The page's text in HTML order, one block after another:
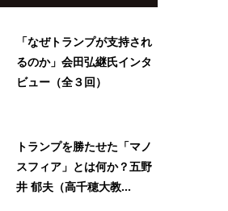
「なぜトランプが支持され
るのか」会田弘継氏インタ
ビュー（全３回）
トランプを勝たせた「マノ
スフィア」とは何か？五野
井 郁夫（高千穂大教...